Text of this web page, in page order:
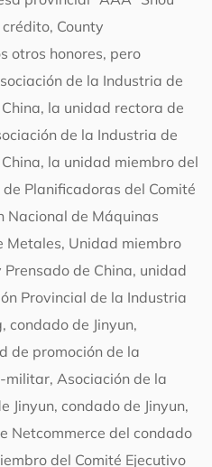
County
otros honores, pero
de la Industria de
la unidad rectora de
de la Industria de
la unidad miembro del
Planificadoras del Comité
Nacional de Máquinas
Metales, Unidad miembro
de China, unidad
Provincial de la Industria
condado de Jinyun,
de promoción de la
Asociación de la
Jinyun, condado de Jinyun,
Netcommerce del condado
del Comité Ejecutivo